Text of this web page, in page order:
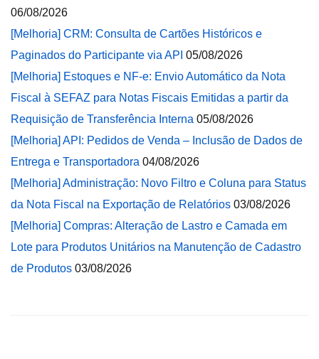
06/08/2026
[Melhoria] CRM: Consulta de Cartões Históricos e
Paginados do Participante via API 05/08/2026
[Melhoria] Estoques e NF-e: Envio Automático da Nota
Fiscal à SEFAZ para Notas Fiscais Emitidas a partir da
Requisição de Transferência Interna 05/08/2026
[Melhoria] API: Pedidos de Venda – Inclusão de Dados de
Entrega e Transportadora 04/08/2026
[Melhoria] Administração: Novo Filtro e Coluna para Status
da Nota Fiscal na Exportação de Relatórios 03/08/2026
[Melhoria] Compras: Alteração de Lastro e Camada em
Lote para Produtos Unitários na Manutenção de Cadastro
de Produtos 03/08/2026